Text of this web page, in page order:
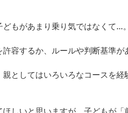
もがあまり乗り気ではなくて…
容するか、ルールや判断基準が
としてはいろいろなコースを
しいと思いますが、子どもが「